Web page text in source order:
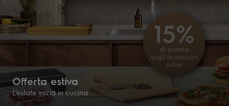
Offerta estiva
L’estate inizia in cucina